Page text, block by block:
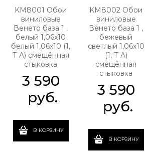
KM8001 Обои
виниловые
Венето база 1 ,
белый 1,06х10
белый 1,06х10 (1,
Т A) смещённая
стыковка
3 590
руб.
В КОРЗИНУ
KM8002 Обои
виниловые
Венето база 1 ,
бежевый
светлый 1,06х10
(1, Т A)
смещённая
стыковка
3 590
руб.
В КОРЗИНУ